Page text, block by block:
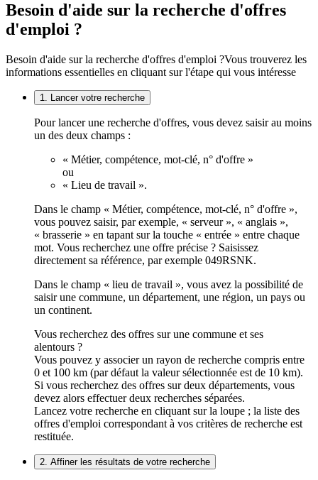
Besoin d'aide sur la recherche d'offres
d'emploi ?
Besoin d'aide sur la recherche d'offres d'emploi ?Vous trouverez les
informations essentielles en cliquant sur l'étape qui vous intéresse
1. Lancer votre recherche
Pour lancer une recherche d'offres, vous devez saisir au moins
un des deux champs :
« Métier, compétence, mot-clé, n° d'offre »
ou
« Lieu de travail ».
Dans le champ « Métier, compétence, mot-clé, n° d'offre »,
vous pouvez saisir, par exemple, « serveur », « anglais »,
« brasserie » en tapant sur la touche « entrée » entre chaque
mot. Vous recherchez une offre précise ? Saisissez
directement sa référence, par exemple 049RSNK.
Dans le champ « lieu de travail », vous avez la possibilité de
saisir une commune, un département, une région, un pays ou
un continent.
Vous recherchez des offres sur une commune et ses
alentours ?
Vous pouvez y associer un rayon de recherche compris entre
0 et 100 km (par défaut la valeur sélectionnée est de 10 km).
Si vous recherchez des offres sur deux départements, vous
devez alors effectuer deux recherches séparées.
Lancez votre recherche en cliquant sur la loupe ; la liste des
offres d'emploi correspondant à vos critères de recherche est
restituée.
2. Affiner les résultats de votre recherche